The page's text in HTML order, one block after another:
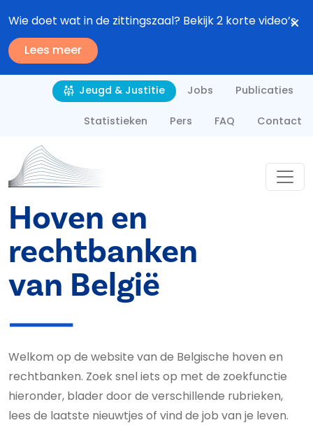
Wie doet wat in de zittingszaal? Bekijk 2 korte video’s
Lees meer
Second navigation
Jeugd & Justitie Jobs Publicaties
Statistieken Pers FAQ Contact
Hoven en
rechtbanken
van België
Welkom op de website van de Belgische hoven en
rechtbanken. Zoek snel iets op met de zoekfunctie
hieronder, blader door de verschillende rubrieken,
lees de laatste nieuwtjes of vind de job van je leven.